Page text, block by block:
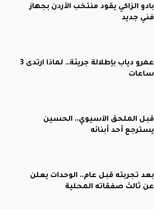
بادو الزاكي يقود منتخب الأردن بجهاز
فني جديد
عمرو دياب بإطلالة جريئة… لماذا ارتدى 3
ساعات
قبل الملحق الآسيوي.. الحسين
يسترجع أحد أبنائه
بعد تجربته قبل عام.. الوحدات يعلن
عن ثالث صفقاته المحلية